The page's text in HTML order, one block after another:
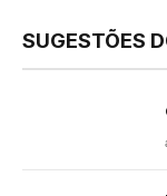
SUGESTÕES